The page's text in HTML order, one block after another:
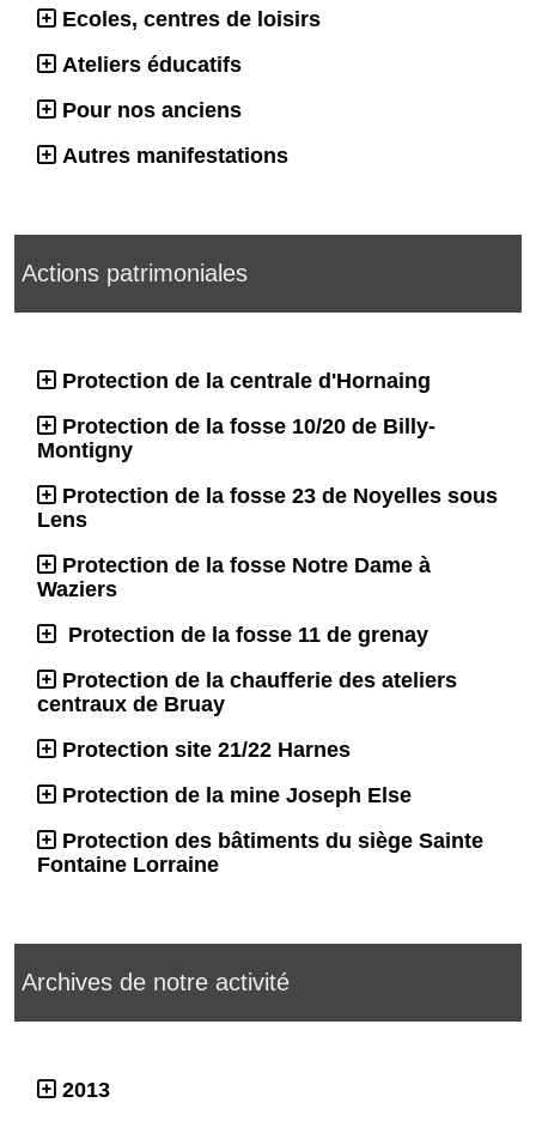
Ecoles, centres de loisirs
Ateliers éducatifs
Pour nos anciens
Autres manifestations
Actions patrimoniales
Protection de la centrale d'Hornaing
Protection de la fosse 10/20 de Billy-
Montigny
Protection de la fosse 23 de Noyelles sous
Lens
Protection de la fosse Notre Dame à
Waziers
Protection de la fosse 11 de grenay
Protection de la chaufferie des ateliers
centraux de Bruay
Protection site 21/22 Harnes
Protection de la mine Joseph Else
Protection des bâtiments du siège Sainte
Fontaine Lorraine
Archives de notre activité
2013